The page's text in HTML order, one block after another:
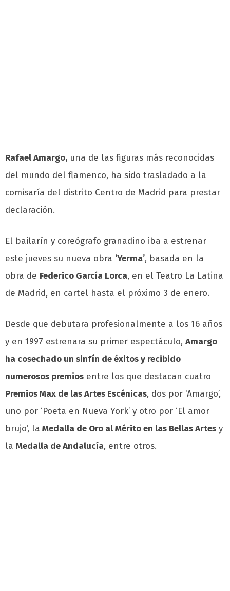
Rafael Amargo, una de las figuras más reconocidas
del mundo del flamenco, ha sido trasladado a la
comisaría del distrito Centro de Madrid para prestar
declaración.
El bailarín y coreógrafo granadino iba a estrenar
este jueves su nueva obra ‘Yerma’, basada en la
obra de Federico García Lorca, en el Teatro La Latina
de Madrid, en cartel hasta el próximo 3 de enero.
Desde que debutara profesionalmente a los 16 años
y en 1997 estrenara su primer espectáculo, Amargo
ha cosechado un sinfín de éxitos y recibido
numerosos premios entre los que destacan cuatro
Premios Max de las Artes Escénicas, dos por ‘Amargo’,
uno por ‘Poeta en Nueva York’ y otro por ‘El amor
brujo’, la Medalla de Oro al Mérito en las Bellas Artes y
la Medalla de Andalucía, entre otros.